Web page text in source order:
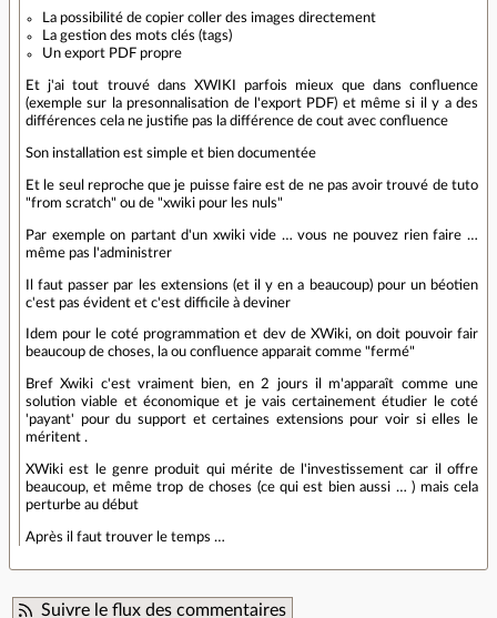
La possibilité de copier coller des images directement
La gestion des mots clés (tags)
Un export PDF propre
Et j'ai tout trouvé dans XWIKI parfois mieux que dans confluence
(exemple sur la presonnalisation de l'export PDF) et même si il y a des
différences cela ne justifie pas la différence de cout avec confluence
Son installation est simple et bien documentée
Et le seul reproche que je puisse faire est de ne pas avoir trouvé de tuto
"from scratch" ou de "xwiki pour les nuls"
Par exemple on partant d'un xwiki vide … vous ne pouvez rien faire …
même pas l'administrer
Il faut passer par les extensions (et il y en a beaucoup) pour un béotien
c'est pas évident et c'est difficile à deviner
Idem pour le coté programmation et dev de XWiki, on doit pouvoir fair
beaucoup de choses, la ou confluence apparait comme "fermé"
Bref Xwiki c'est vraiment bien, en 2 jours il m'apparaît comme une
solution viable et économique et je vais certainement étudier le coté
'payant' pour du support et certaines extensions pour voir si elles le
méritent .
XWiki est le genre produit qui mérite de l'investissement car il offre
beaucoup, et même trop de choses (ce qui est bien aussi … ) mais cela
perturbe au début
Après il faut trouver le temps …
Suivre le flux des commentaires